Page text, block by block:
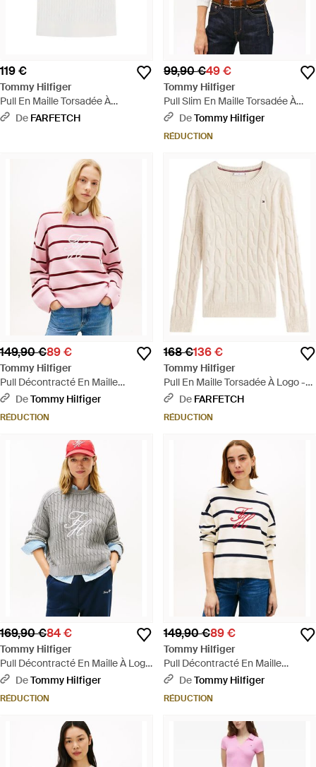
119 €
Tommy Hilfiger
Pull En Maille Torsadée À
Manches Courtes - Blanc
De FARFETCH
99,90 €49 €
Tommy Hilfiger
Pull Slim En Maille Torsadée À
Logo Brodé - Blanc
DeTommy Hilfiger
RÉDUCTION
149,90 €89 €
Tommy Hilfiger
Pull Décontracté En Maille
Premium À Logo - Rose
DeTommy Hilfiger
RÉDUCTION
168 €136 €
Tommy Hilfiger
Pull En Maille Torsadée À Logo -
Neutre
De FARFETCH
RÉDUCTION
169,90 €84 €
Tommy Hilfiger
Pull Décontracté En Maille À Logo
Brodé - Gris
DeTommy Hilfiger
RÉDUCTION
149,90 €89 €
Tommy Hilfiger
Pull Décontracté En Maille
Premium À Logo - Neutre
DeTommy Hilfiger
RÉDUCTION